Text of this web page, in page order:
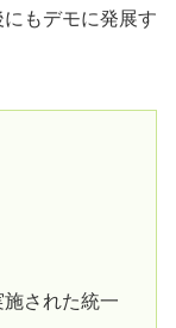
もデモに発展す
された統一